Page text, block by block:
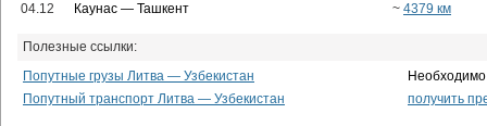
04.12
Каунас — Ташкент ~ 4379 км
Полезные ссылки:
Попутные грузы Литва — Узбекистан
Необходимо
Попутный транспорт Литва — Узбекистан
получить